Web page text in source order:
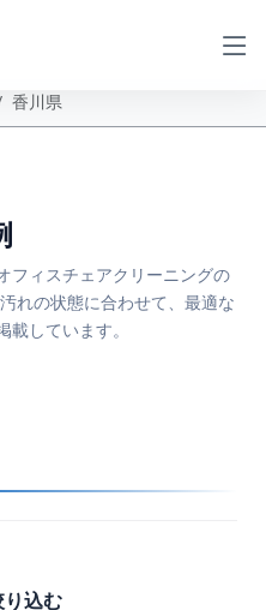
香川県
フィスチェアクリーニングの
れの状態に合わせて、最適な
しています。
り込む